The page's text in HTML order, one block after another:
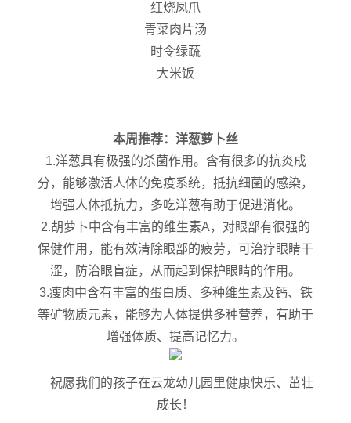
红烧凤爪
青菜肉片汤
时令绿蔬
大米饭
本周推荐： 洋葱萝卜丝
1.洋葱具有极强的杀菌作用。含有很多的抗炎成
分，能够激活人体的免疫系统，抵抗细菌的感染，
增强人体抵抗力，多吃洋葱有助于促进消化。
2.胡萝卜中含有丰富的维生素A，对眼部有很强的
保健作用，能有效清除眼部的疲劳，可治疗眼睛干
涩，防治眼盲症，从而起到保护眼睛的作用。
3.瘦肉中含有丰富的蛋白质、多种维生素及钙、铁
等矿物质元素，能够为人体提供多种营养，有助于
增强体质、提高记忆力。
祝愿我们的孩子在云龙幼儿园里健康快乐、茁壮
成长！